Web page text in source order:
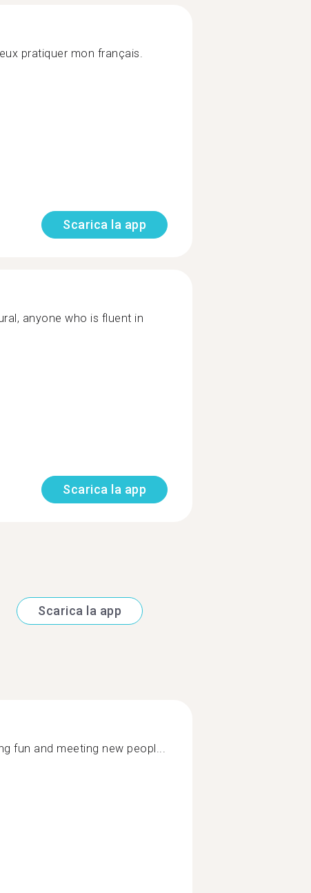
pratiquer mon français.
Scarica la app
anyone who is fluent in
Scarica la app
Scarica la app
fun and meeting new peopl...